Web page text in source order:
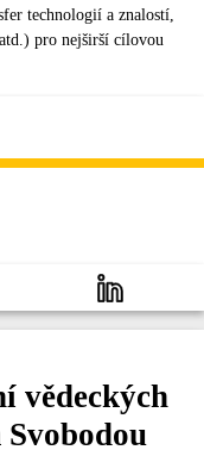
technologií a znalostí,
pro nejširší cílovou
vědeckých